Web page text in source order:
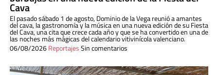
Cava
El pasado sábado 1 de agosto, Dominio de la Vega reunió a amantes
del cava, la gastronomía y la música en una nueva edición de su Fiesta
del Cava, una cita que crece cada año y que se ha convertido en una de
las noches más mágicas del calendario vitivinícola valenciano.
06/08/2026ReportajesSin comentarios